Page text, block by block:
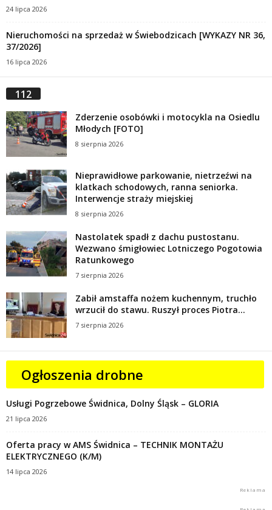
24 lipca 2026
Nieruchomości na sprzedaż w Świebodzicach [WYKAZY NR 36,
37/2026]
16 lipca 2026
112
Zderzenie osobówki i motocykla na Osiedlu
Młodych [FOTO]
8 sierpnia 2026
Nieprawidłowe parkowanie, nietrzeźwi na
klatkach schodowych, ranna seniorka.
Interwencje straży miejskiej
8 sierpnia 2026
Nastolatek spadł z dachu pustostanu.
Wezwano śmigłowiec Lotniczego Pogotowia
Ratunkowego
7 sierpnia 2026
Zabił amstaffa nożem kuchennym, truchło
wrzucił do stawu. Ruszył proces Piotra...
7 sierpnia 2026
Ogłoszenia drobne
Usługi Pogrzebowe Świdnica, Dolny Śląsk – GLORIA
21 lipca 2026
Oferta pracy w AMS Świdnica – TECHNIK MONTAŻU
ELEKTRYCZNEGO (K/M)
14 lipca 2026